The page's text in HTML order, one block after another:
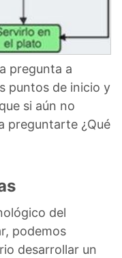
pregunta a
puntos de inicio y
si aún no
preguntarte ¿Qué
del
podemos
desarrollar un